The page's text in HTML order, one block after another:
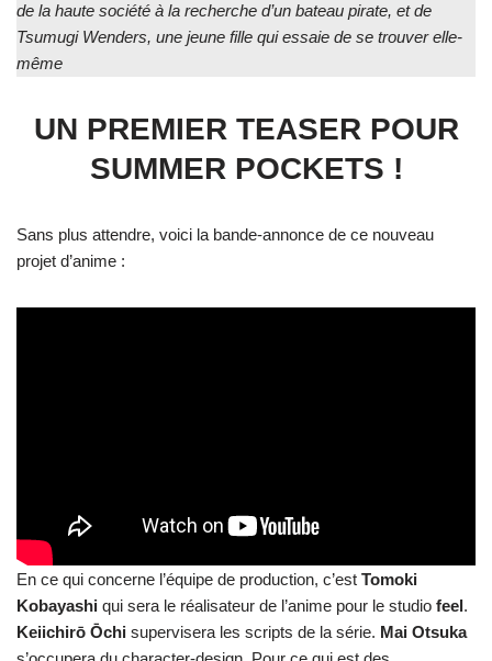
de la haute société à la recherche d’un bateau pirate, et de
Tsumugi Wenders, une jeune fille qui essaie de se trouver elle-
même
UN PREMIER TEASER POUR
SUMMER POCKETS !
Sans plus attendre, voici la bande-annonce de ce nouveau
projet d’anime :
En ce qui concerne l’équipe de production, c’est Tomoki
Kobayashi qui sera le réalisateur de l’anime pour le studio feel.
Keiichirō Ōchi supervisera les scripts de la série. Mai Otsuka